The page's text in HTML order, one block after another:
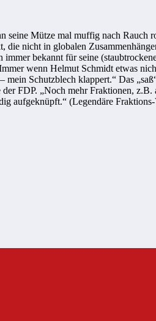
Mütze mal muffig nach Rauch
die nicht in globalen
bekannt für seine
wenn Helmut Schmidt etwas
Schutzblech klappert.“ Das
FDP. „Noch mehr Fraktionen,
aufgeknüpft.“ (Legendäre